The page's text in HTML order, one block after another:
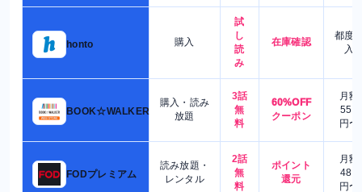
honto 購入
試
し
読
み
在庫確認
都度
入
BOOK☆WALKER
購入・読み
放題
3話
無
料
60%OFF
クーポン
月額
550
円〜
FODプレミアム
読み放題・
レンタル
2話
無
料
ポイント
還元
月額
480
円〜